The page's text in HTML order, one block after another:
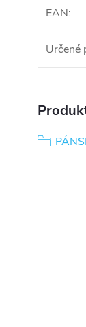
EAN:
Určené